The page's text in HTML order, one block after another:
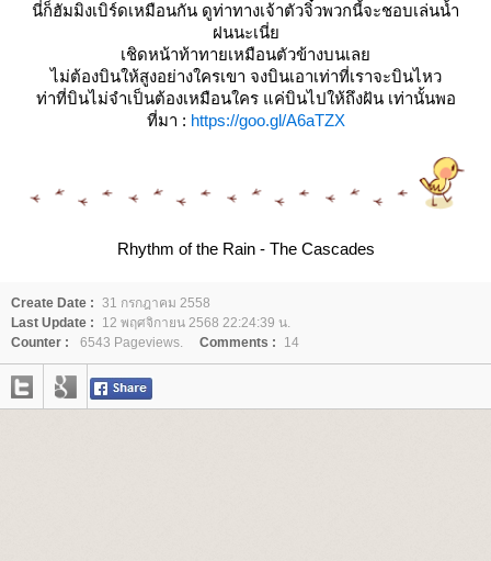
นี่ก็ฮัมมิงเบิร์ดเหมือนกัน ดูท่าทางเจ้าตัวจิ๋วพวกนี้จะชอบเล่นน้ำ
ฝนนะเนี่
เชิดหน้าท้าทายเหมือนตัวข้างบนเล
ไม่ต้องบินให้สูงอย่างใครเขา จงบินเอาเท่าที่เราจะบินไหว
ท่าที่บินไม่จำเป็นต้องเหมือนใคร แค่บินไปให้ถึงฝัน เท่านั้นพอ
ที่มา : https://goo.gl/A6aTZX
Rhythm of the Rain - The Cascades
Create Date : 31 กรกฎาคม 2558
Last Update :
12 พฤศจิกายน 2568 22:24:39 น.
Counter :
6543 Pageviews. Comments : 14